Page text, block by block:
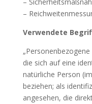
–
Verwendete
die sich auf eine
natürliche Person
beziehen; als
angesehen, die